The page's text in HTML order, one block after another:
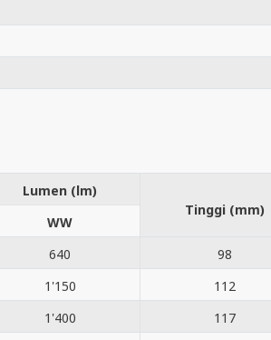
Lumen (lm)
Tinggi (mm)
WW
640 98
1'150 112
1'400 117